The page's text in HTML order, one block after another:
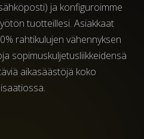
ja konfiguroimme
tuotteillesi. Asiakkaat
rahtikulujen vähennyksen
sopimuskul­je­tus­liik­kei­den­sä
aikasäästöjä koko